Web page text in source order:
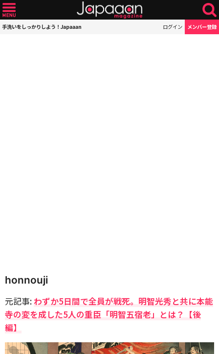
手洗いをしっかりしよう！Japaaan ログイン メンバー登録
honnouji
元記事:わずか5日間で全員が戦死。明智光秀と共に本能
寺の変を成した5人の重臣「明智五宿老」とは？【後
編】